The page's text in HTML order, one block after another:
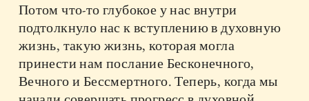
Потом что-то глубокое у нас внутри
подтолкнуло нас к вступлению в духовную
жизнь, такую жизнь, которая могла
принести нам послание Бесконечного,
Вечного и Бессмертного. Теперь, когда мы